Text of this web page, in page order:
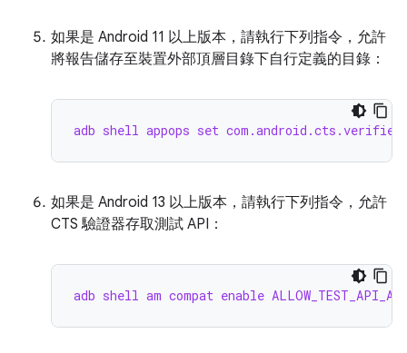
如果是 Android 11 以上版本，請執行下列指令，允許
將報告儲存至裝置外部頂層目錄下自行定義的目錄：
adb shell appops set com.android.cts.verifier
如果是 Android 13 以上版本，請執行下列指令，允許
CTS 驗證器存取測試 API：
adb shell am compat enable